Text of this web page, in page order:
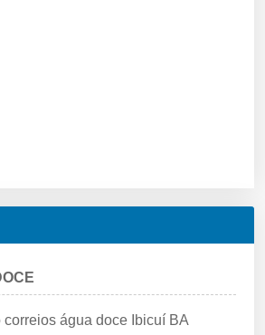
correios água doce Ibicuí BA